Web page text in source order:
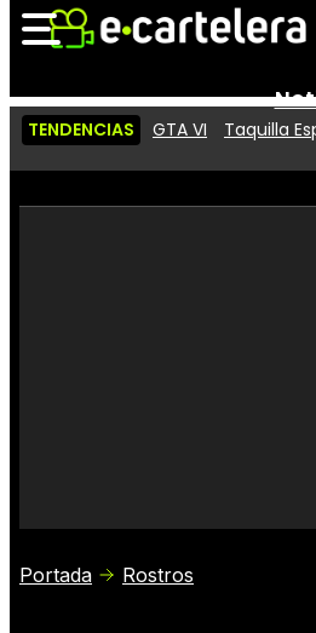
Vídeos
TENDENCIAS GTA VI Taquilla
Portada Rostros